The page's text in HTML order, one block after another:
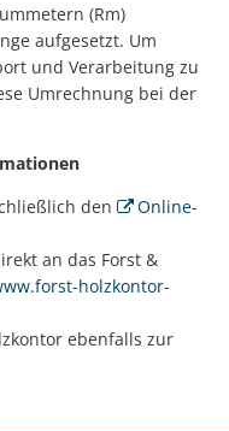
(Rm)
aufgesetzt. Um
und Verarbeitung zu
Umrechnung bei der
den
Online-
an das Forst &
holzkontor-
ebenfalls zur